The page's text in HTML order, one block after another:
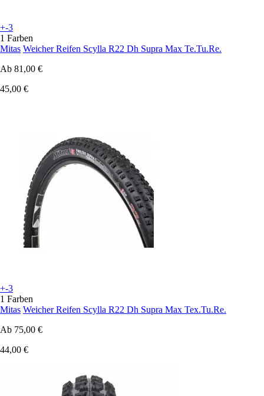
+-3
1 Farben
Mitas Weicher Reifen Scylla R22 Dh Supra Max Te.Tu.Re.
Ab 81,00 €
45,00 €
+-3
1 Farben
Mitas Weicher Reifen Scylla R22 Dh Supra Max Tex.Tu.Re.
Ab 75,00 €
44,00 €